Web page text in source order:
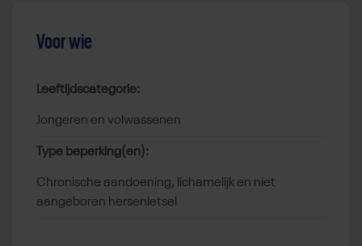
Voor wie
Leeftijdscategorie:
jongeren en volwassenen
Type beperking(en):
chronische aandoening, lichamelijk en niet
aangeboren hersenletsel